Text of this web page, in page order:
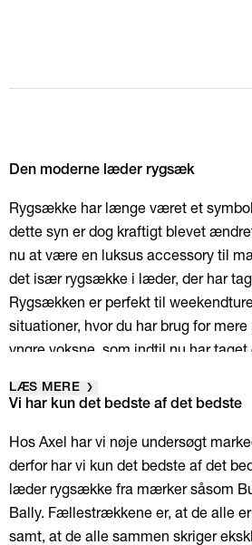
Den moderne læder rygsæk
Rygsække har længe været et
dette syn er dog kraftigt blevet
nu at være en luksus accessory til
det især rygsække i læder, der har
Rygsækken er perfekt til
situationer, hvor du har brug for
yngre voksne, som indtil nu har taget
LÆS MERE
Vi har kun det bedste af det bedste
Hos Axel har vi nøje undersøgt
derfor har vi kun det bedste af det
læder rygsække fra mærker såsom
Bally. Fællestrækkene er, at de alle
samt, at de alle sammen skriger